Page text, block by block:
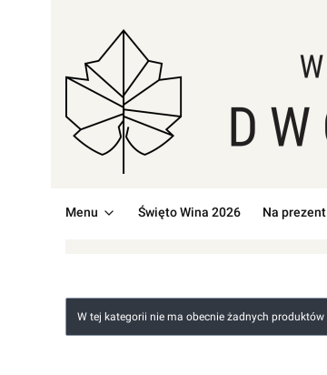
Menu Święto Wina 2026 Na prezent
Lista produktów
W tej kategorii nie ma obecnie żadnych produktów